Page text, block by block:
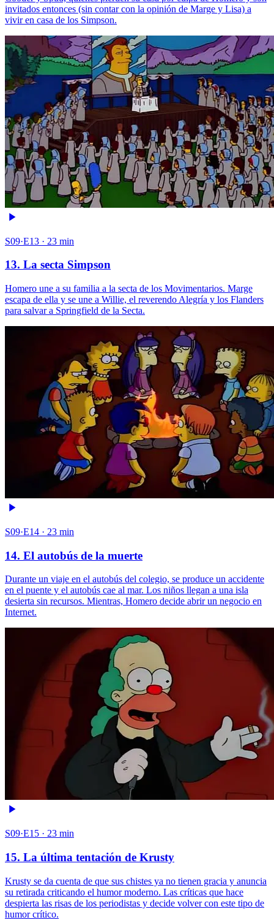
invitados entonces (sin contar con la opinión de Marge y Lisa) a
vivir en casa de los Simpson.
S09·E13 · 23 min
13. La secta Simpson
Homero une a su familia a la secta de los Movimentarios. Marge
escapa de ella y se une a Willie, el reverendo Alegría y los Flanders
para salvar a Springfield de la Secta.
S09·E14 · 23 min
14. El autobús de la muerte
Durante un viaje en el autobús del colegio, se produce un accidente
en el puente y el autobús cae al mar. Los niños llegan a una isla
desierta sin recursos. Mientras, Homero decide abrir un negocio en
Internet.
S09·E15 · 23 min
15. La última tentación de Krusty
Krusty se da cuenta de que sus chistes ya no tienen gracia y anuncia
su retirada criticando el humor moderno. Las críticas que hace
despierta las risas de los periodistas y decide volver con este tipo de
humor crítico.